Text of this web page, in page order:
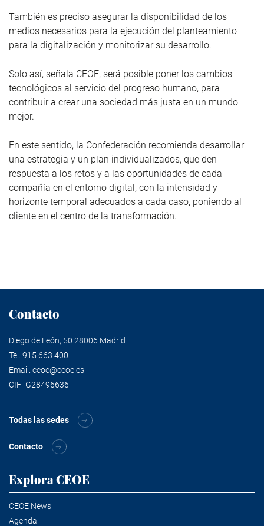
También es preciso asegurar la disponibilidad de los
medios necesarios para la ejecución del planteamiento
para la digitalización y monitorizar su desarrollo.
Solo así, señala CEOE, será posible poner los cambios
tecnológicos al servicio del progreso humano, para
contribuir a crear una sociedad más justa en un mundo
mejor.
En este sentido, la Confederación recomienda desarrollar
una estrategia y un plan individualizados, que den
respuesta a los retos y a las oportunidades de cada
compañía en el entorno digital, con la intensidad y
horizonte temporal adecuados a cada caso, poniendo al
cliente en el centro de la transformación.
Contacto
Diego de León, 50 28006 Madrid
Tel. 915 663 400
Email. ceoe@ceoe.es
CIF- G28496636
Todas las sedes
Contacto
Explora CEOE
CEOE News
Agenda